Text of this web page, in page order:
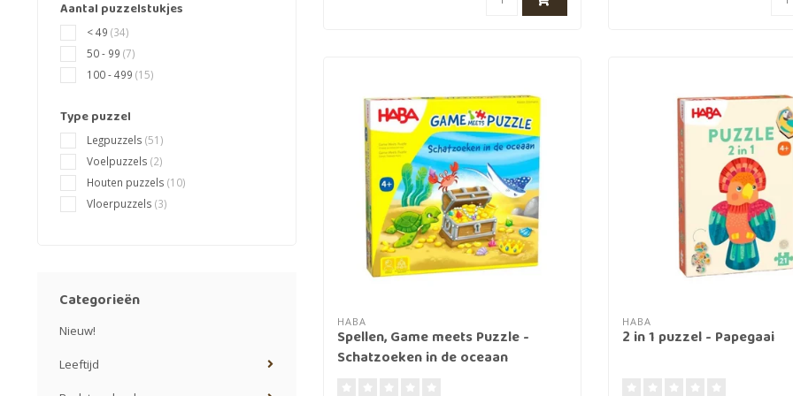
Aantal puzzelstukjes
< 49 (34)
50 - 99 (7)
100 - 499 (15)
Type puzzel
Legpuzzels (51)
Voelpuzzels (2)
Houten puzzels (10)
Vloerpuzzels (3)
Categorieën
Nieuw!
Leeftijd
HABA
Spellen, Game meets Puzzle -
Schatzoeken in de oceaan
HABA
2 in 1 puzzel - Papegaai